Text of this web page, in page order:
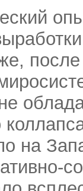
на